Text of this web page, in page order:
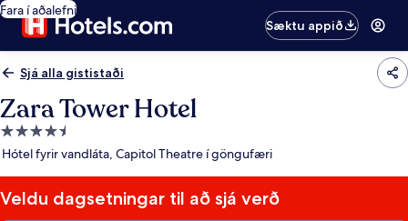
Fara í aðalefni
Sæktu appið
Sjá alla gististaði
Zara Tower Hotel
4.5
stjörnu
Hótel fyrir vandláta, Capitol Theatre í göngufæri
Veldu dagsetningar til að sjá verð